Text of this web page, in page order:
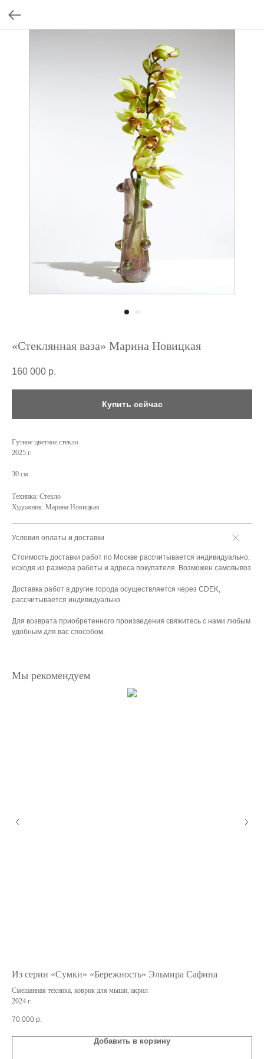
«Стеклянная ваза» Марина Новицкая
160 000 р.
Купить сейчас
Гутное цветное стекло
2025 г.
30 см
Техника: Стекло
Художник: Марина Новицкая
Условия оплаты и доставки
Стоимость доставки работ по Москве рассчитывается индивидуально,
исходя из размера работы и адреса покупателя. Возможен самовывоз
Доставка работ в другие города осуществляется через CDEK,
рассчитывается индивидуально.
Для возврата приобретенного произведения свяжитесь с нами любым
удобным для вас способом.
Мы рекомендуем
Из серии «Cумки» «Бережность» Эльмира Сафина
Смешанная техника, коврик для мыши, акрил
2024 г.
70 000 р.
Добавить в корзину